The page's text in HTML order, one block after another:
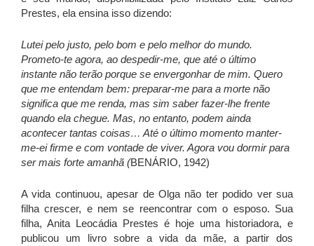
Prestes, ela ensina isso dizendo:
Lutei pelo justo, pelo bom e pelo melhor do mundo.
Prometo-te agora, ao despedir-me, que até o último
instante não terão porque se envergonhar de mim. Quero
que me entendam bem: preparar-me para a morte não
significa que me renda, mas sim saber fazer-lhe frente
quando ela chegue. Mas, no entanto, podem ainda
acontecer tantas coisas… Até o último momento manter-
me-ei firme e com vontade de viver. Agora vou dormir para
ser mais forte amanhã (BENÁRIO, 1942)
A vida continuou, apesar de Olga não ter podido ver sua
filha crescer, e nem se reencontrar com o esposo. Sua
filha, Anita Leocádia Prestes é hoje uma historiadora, e
publicou um livro sobre a vida da mãe, a partir dos